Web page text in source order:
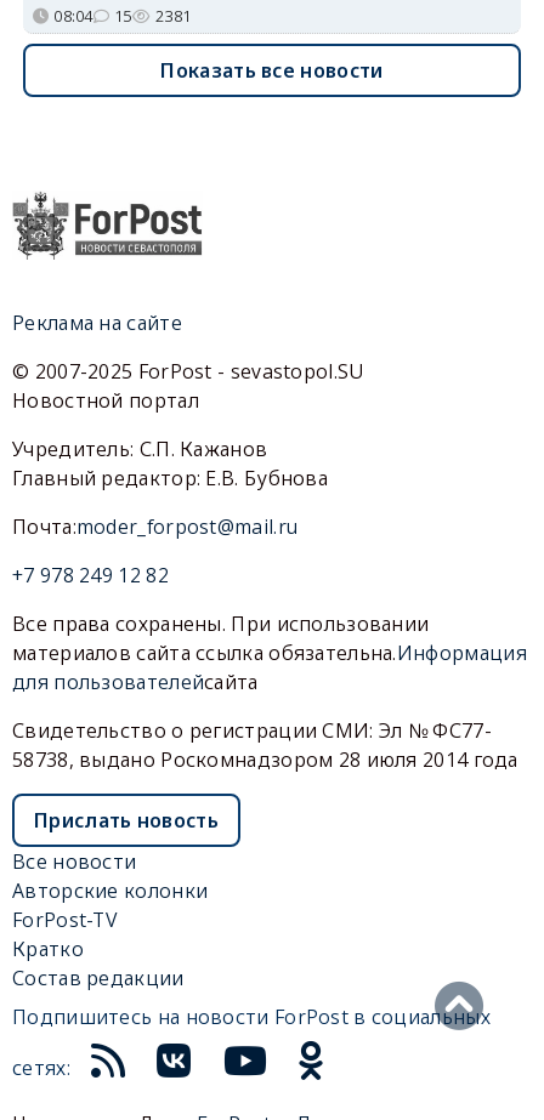
08:04 15 2381
Показать все новости
Реклама на сайте
© 2007-2025 ForPost - sevastopol.SU
Новостной портал
Учредитель: С.П. Кажанов
Главный редактор: Е.В. Бубнова
Почта:moder_forpost@mail.ru
+7 978 249 12 82
Все права сохранены. При использовании
материалов сайта ссылка обязательна.Информация
для пользователейсайта
Свидетельство о регистрации СМИ: Эл № ФС77-
58738, выдано Роскомнадзором 28 июля 2014 года
Прислать новость
Все новости
Авторские колонки
ForPost-TV
Кратко
Состав редакции
Подпишитесь на новости ForPost в социальных
сетях: